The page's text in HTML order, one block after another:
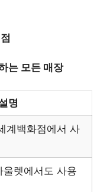
는 모든 매장
명
계백화점에서 사
렛에서도 사용